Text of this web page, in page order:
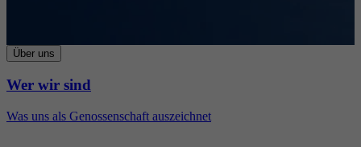
Über uns
Wer wir sind
Was uns als Genossenschaft auszeichnet